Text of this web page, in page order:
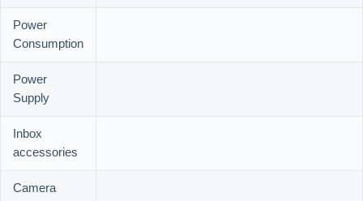
Power
Consumption
Power
Supply
Inbox
accessories
Camera